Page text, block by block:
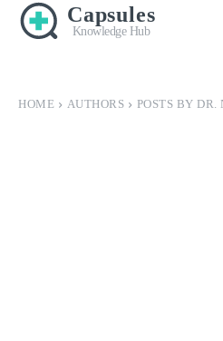
Capsules
Knowledge Hub
HOME AUTHORS POSTS BY DR.